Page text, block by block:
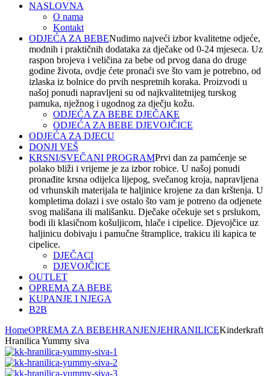
NASLOVNA
O nama
Kontakt
ODJEĆA ZA BEBENudimo najveći izbor kvalitetne odjeće,
modnih i praktičnih dodataka za dječake od 0-24 mjeseca. Uz
raspon brojeva i veličina za bebe od prvog dana do druge
godine života, ovdje ćete pronaći sve što vam je potrebno, od
izlaska iz bolnice do prvih nespretnih koraka. Proizvodi u
našoj ponudi napravljeni su od najkvalitetnijeg turskog
pamuka, nježnog i ugodnog za dječju kožu.
ODJEĆA ZA BEBE DJEČAKE
ODJEĆA ZA BEBE DJEVOJČICE
ODJEĆA ZA DJECU
DONJI VEŠ
KRSNI/SVEČANI PROGRAMPrvi dan za pamćenje se
polako bliži i vrijeme je za izbor robice. U našoj ponudi
pronađite krsna odijelca lijepog, svečanog kroja, napravljena
od vrhunskih materijala te haljinice krojene za dan krštenja. U
kompletima dolazi i sve ostalo što vam je potreno da odjenete
svog mališana ili mališanku. Dječake očekuje set s prslukom,
bodi ili klasičnom košuljicom, hlače i cipelice. Djevojčice uz
haljinicu dobivaju i pamučne štramplice, trakicu ili kapica te
cipelice.
DJEČACI
DJEVOJČICE
OUTLET
OPREMA ZA BEBE
KUPANJE I NJEGA
B2B
HomeOPREMA ZA BEBEHRANJENJEHRANILICEKinderkraft
Hranilica Yummy siva